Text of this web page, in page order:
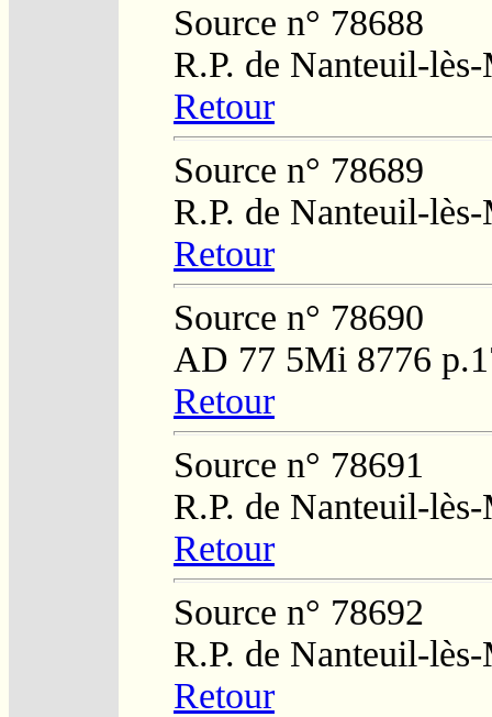
Source n° 78688
R.P. de Nanteuil-
Retour
Source n° 78689
R.P. de Nanteuil-
Retour
Source n° 78690
AD 77 5Mi 8776
Retour
Source n° 78691
R.P. de Nanteuil-
Retour
Source n° 78692
R.P. de Nanteuil-
Retour